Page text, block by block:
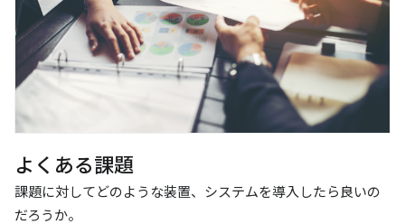
よくある課題
課題に対してどのような装置、システムを導入したら良いの
だろうか。